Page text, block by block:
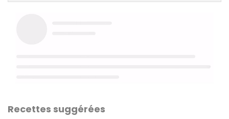
Recettes suggérées